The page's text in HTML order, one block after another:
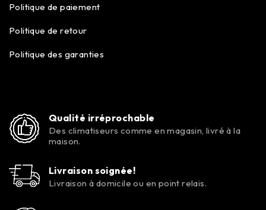
Politique de paiement
Politique de retour
Politique des garanties
Qualité irréprochable
Des climatiseurs comme en magasin, livré à la
maison.
Livraison soignée!
Livraison à domicile ou en point relais.